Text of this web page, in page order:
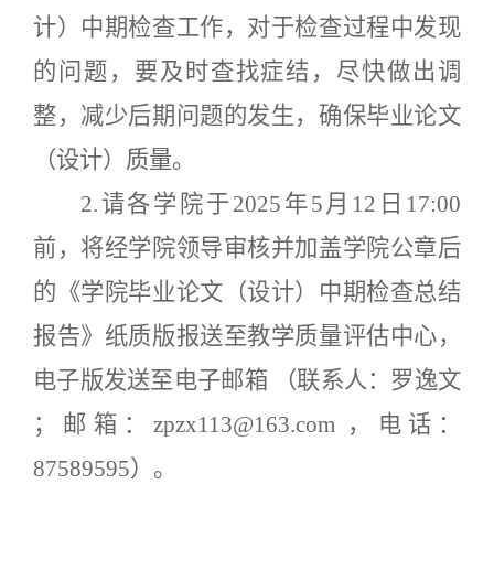
计）中期检查工作，对于检查过程中发现
的问题，要及时查找症结，尽快做出调
整，减少后期问题的发生，确保毕业论文
（设计）质量。
2. 请各学院于2025 年5 月 12 日 17:00
前， 将经学院领导审核并加盖学院公章后
的 《学院毕业论文（设计）中期检查总结
报告》 纸质版报送至教学质量评估中心，
电子版发送至电子邮箱
（联系人：罗逸文
；邮箱： zpzx113@163.com ，
电话：
87589595）。